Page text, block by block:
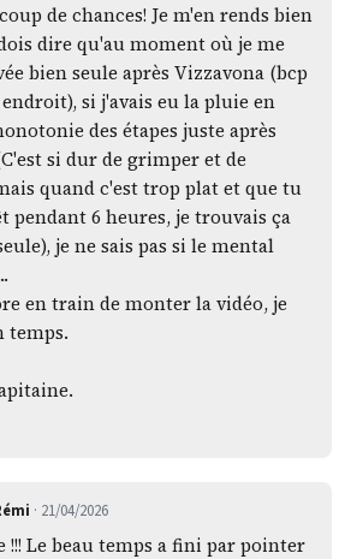
de chances! Je m'en rends bien
dire qu'au moment où je me
bien seule après Vizzavona (bcp
si j'avais eu la pluie en
des étapes juste après
si dur de grimper et de
quand c'est trop plat et que tu
pendant 6 heures, je trouvais ça
je ne sais pas si le mental
en train de monter la vidéo, je
temps.
· 21/04/2026
!!! Le beau temps a fini par pointer